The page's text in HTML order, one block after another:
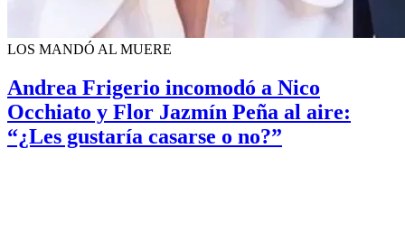
LOS MANDÓ AL MUERE
Andrea Frigerio incomodó a Nico
Occhiato y Flor Jazmín Peña al aire:
“¿Les gustaría casarse o no?”